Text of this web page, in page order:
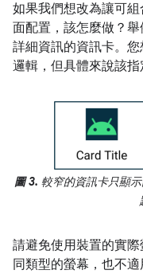
如果我們想改為讓可
面配置，該怎麼做？
詳細資訊的資訊卡。
邏輯，但具體來說該指
圖 3. 較窄的資訊卡只顯
請避免使用裝置的實
同類型的螢幕，也不適